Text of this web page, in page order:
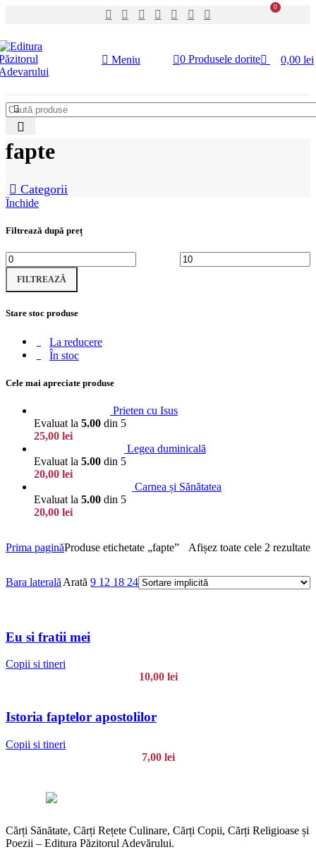
Meniu 0 Produsele dorite
0
0,00 lei
fapte
Categorii
Închide
Filtrează după preț
FILTREAZĂ
Stare stoc produse
La reducere
În stoc
Cele mai apreciate produse
Prieten cu Isus
Evaluat la 5.00 din 5
25,00 lei
Legea duminicală
Evaluat la 5.00 din 5
20,00 lei
Carnea și Sănătatea
Evaluat la 5.00 din 5
20,00 lei
Prima paginăProduse etichetate „fapte” Afișez toate cele 2 rezultate
Bara lateralăArată 9 12 18 24
Eu si fratii mei
Copii si tineri
10,00 lei
Istoria faptelor apostolilor
Copii si tineri
7,00 lei
Cărți Sănătate, Cărți Rețete Culinare, Cărți Copii, Cărți Religioase și
Poezii – Editura Păzitorul Adevărului.